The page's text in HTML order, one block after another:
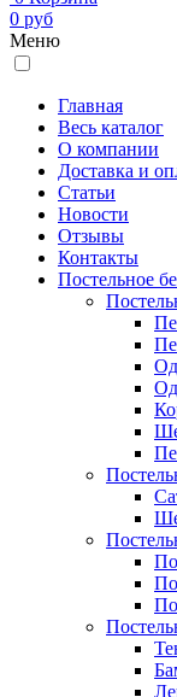
0 руб
Меню
Главная
Весь каталог
О компании
Доставка и
Статьи
Новости
Отзывы
Контакты
Постельное